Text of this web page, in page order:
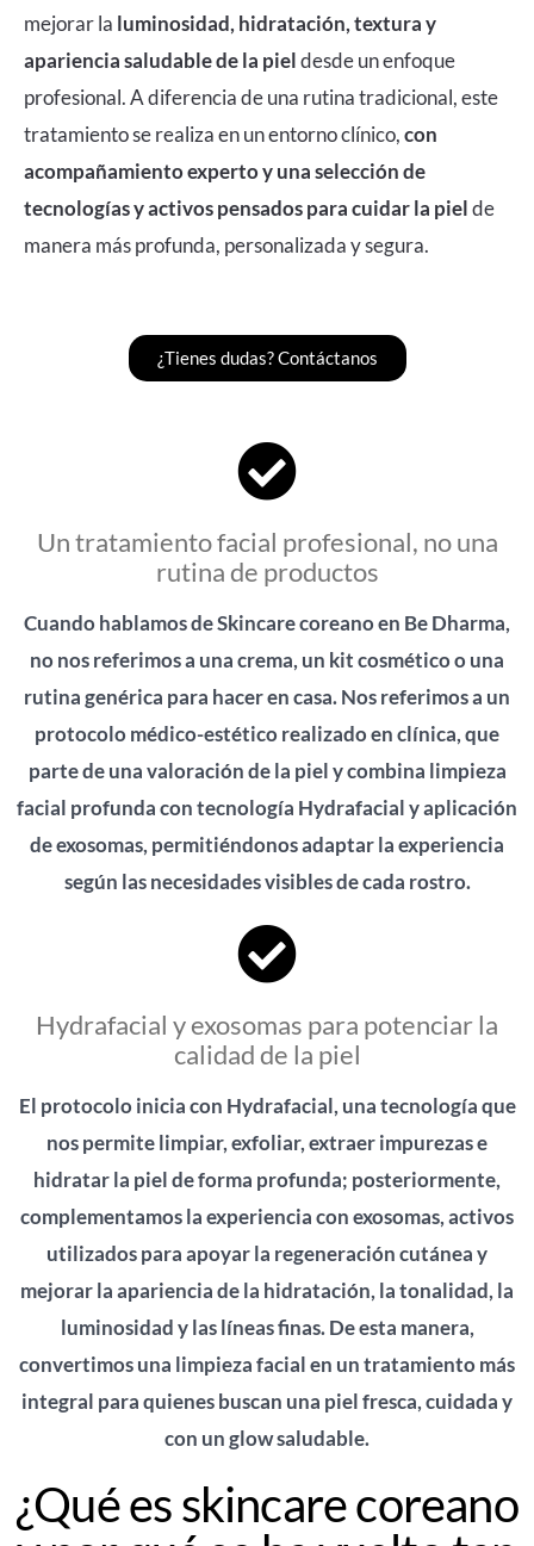
mejorar la luminosidad, hidratación, textura y
apariencia saludable de la pieldesde un enfoque
profesional. A diferencia de una rutina tradicional, este
tratamiento se realiza en un entorno clínico,con
acompañamiento experto y una selección de
tecnologías y activos pensados para cuidar la pielde
manera más profunda, personalizada y segura.
¿Tienes dudas? Contáctanos
Un tratamiento facial profesional, no una
rutina de productos
Cuando hablamos de Skincare coreano en Be Dharma,
no nos referimos a una crema, un kit cosmético o una
rutina genérica para hacer en casa. Nos referimos a un
protocolo médico-estético realizado en clínica, que
parte de una valoración de la piel y combina limpieza
facial profunda con tecnología Hydrafacial y aplicación
de exosomas, permitiéndonos adaptar la experiencia
según las necesidades visibles de cada rostro.
Hydrafacial y exosomas para potenciar la
calidad de la piel
El protocolo inicia con Hydrafacial, una tecnología que
nos permite limpiar, exfoliar, extraer impurezas e
hidratar la piel de forma profunda; posteriormente,
complementamos la experiencia con exosomas, activos
utilizados para apoyar la regeneración cutánea y
mejorar la apariencia de la hidratación, la tonalidad, la
luminosidad y las líneas finas. De esta manera,
convertimos una limpieza facial en un tratamiento más
integral para quienes buscan una piel fresca, cuidada y
con un glow saludable.
¿Qué es skincare coreano